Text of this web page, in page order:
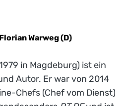
Florian Warweg (D)
in Magdeburg) ist ein
Autor. Er war von 2014
Chefs (Chef vom Dienst)